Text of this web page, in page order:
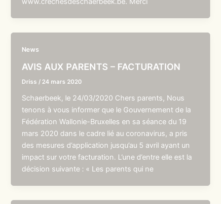
News
AVIS AUX PARENTS – FACTURATION
Driss / 24 mars 2020
Schaerbeek, le 24/03/2020 Chers parents, Nous
tenons à vous informer que le Gouvernement de la
Fédération Wallonie-Bruxelles en sa séance du 19
mars 2020 dans le cadre lié au coronavirus, a pris
des mesures d’application jusqu’au 5 avril ayant un
impact sur votre facturation. L’une d’entre elle est la
décision suivante : « Les parents qui ne